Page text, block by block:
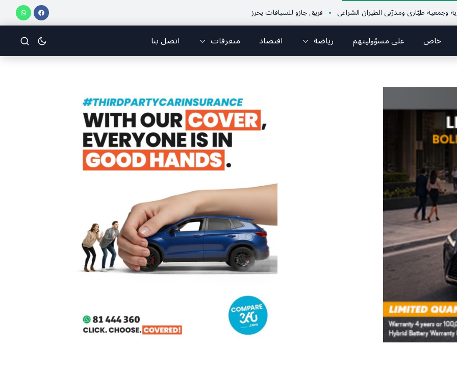
طيّاري ومدرّبي الطيران الشراعي فريق جازو للسباقات يحرز المراكز الثلاثة الأولى في النسخة 75 من رالي فنلندا ملتقى التأثير المدني: الاختبار
خاص على مسؤوليتهم رياضة اقتصاد متفرقات اتصل بنا